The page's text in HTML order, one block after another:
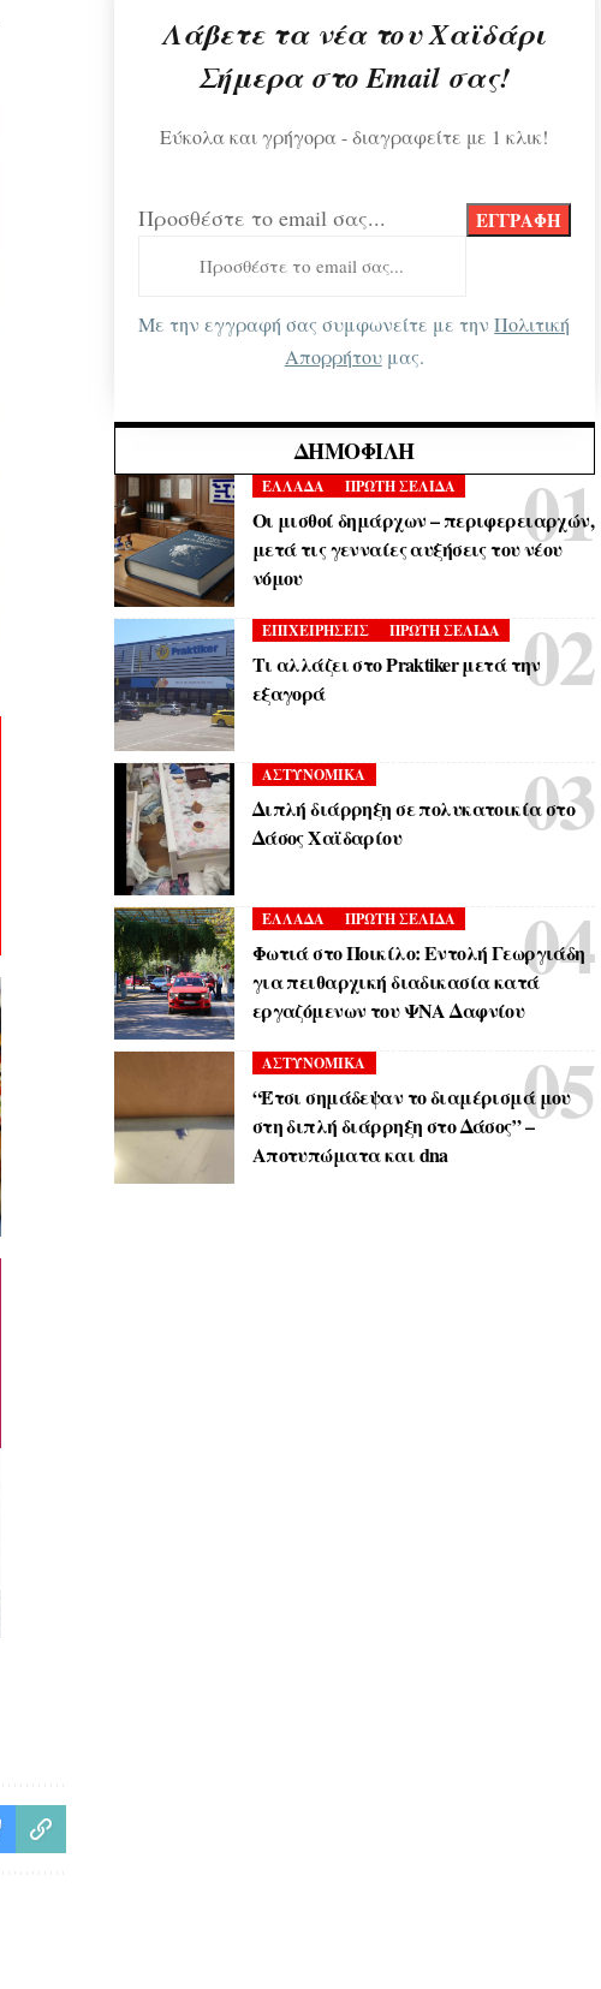
Λάβετε τα νέα του Χαϊδάρι
Σήμερα στο Email σας!
Εύκολα και γρήγορα - διαγραφείτε με 1 κλικ!
Προσθέστε το email σας...
Με την εγγραφή σας συμφωνείτε με τηνΠολιτική
Απορρήτουμας.
ΔΗΜΟΦΙΛΉ
ΕΛΛΑΔΑ ΠΡΩΤΗ ΣΕΛΙΔΑ
Οι μισθοί δημάρχων – περιφερειαρχών,
μετά τις γενναίες αυξήσεις του νέου
νόμου
ΕΠΙΧΕΙΡΗΣΕΙΣ ΠΡΩΤΗ ΣΕΛΙΔΑ
Τι αλλάζει στο Praktiker μετά την
εξαγορά
ΑΣΤΥΝΟΜΙΚΑ
Διπλή διάρρηξη σε πολυκατοικία στο
Δάσος Χαϊδαρίου
ΕΛΛΑΔΑ ΠΡΩΤΗ ΣΕΛΙΔΑ
Φωτιά στο Ποικίλο: Εντολή Γεωργιάδη
για πειθαρχική διαδικασία κατά
εργαζόμενων του ΨΝΑ Δαφνίου
ΑΣΤΥΝΟΜΙΚΑ
“Έτσι σημάδεψαν το διαμέρισμά μου
στη διπλή διάρρηξη στο Δάσος” –
Αποτυπώματα και dna